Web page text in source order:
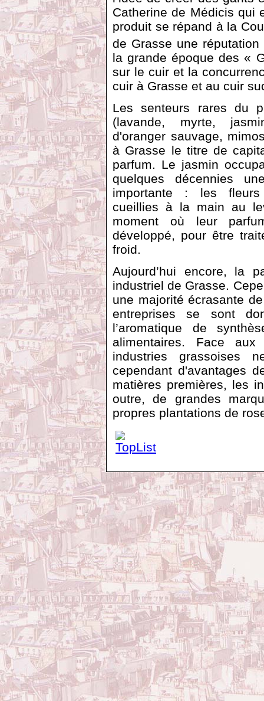
Catherine de Médicis qui
produit se répand à la
de Grasse une
la grande époque des «
sur le cuir et la
cuir à Grasse et au cuir
Les senteurs rares du
(lavande, myrte,
d'oranger sauvage,
à Grasse le titre de
parfum. Le jasmin
quelques décennies
importante : les
cueillies à la main au
moment où leur
développé, pour être
froid.
Aujourd’hui encore, la
industriel de Grasse.
une majorité écrasante
entreprises se sont
l’aromatique de
alimentaires. Face
industries grassoises
cependant d'avantages
matières premières, les
outre, de grandes
propres plantations de